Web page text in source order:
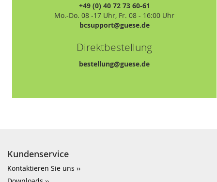
+49 (0) 40 72 73 60-61
Mo.-Do. 08 -17 Uhr, Fr. 08 - 16:00 Uhr
bcsupport@guese.de
Direktbestellung
bestellung@guese.de
Kundenservice
Kontaktieren Sie uns